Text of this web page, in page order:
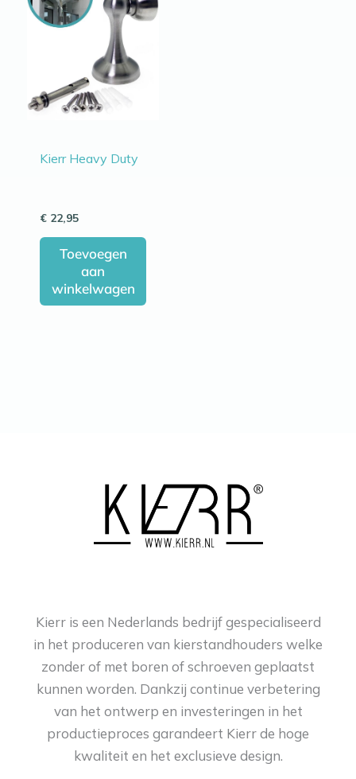
Kierr Heavy Duty
€ 22,95
Toevoegen
aan
winkelwagen
Kierr is een Nederlands bedrijf gespecialiseerd
in het produceren van kierstandhouders welke
zonder of met boren of schroeven geplaatst
kunnen worden. Dankzij continue verbetering
van het ontwerp en investeringen in het
productieproces garandeert Kierr de hoge
kwaliteit en het exclusieve design.